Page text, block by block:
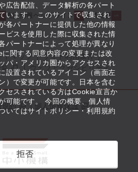
広告配信、データ解析の各パート
います。 このサイトで収集され
各パートナーに提供した他の情報
ビスを使用した際に収集された情
パートナーによって処理が異なり
関する同意内容の変更または改
パ・アメリカ圏からアクセスされ
設置されているアイコン（画面左
）で変更が可能です。日本を含む
セスされている方はCookie宣言か
可能です。 今回の概要、個人情
いてはサイトポリシー・利用規約
拒否
支援情報ヘッドライン
起業支援
トマップ
サイト利用条件
ウェブアクセシビリティ
規約
個人情報保護